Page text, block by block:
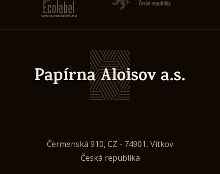
Papírna Aloisov a.s.
Čermenská 910, CZ - 74901, Vítkov
Česká republika